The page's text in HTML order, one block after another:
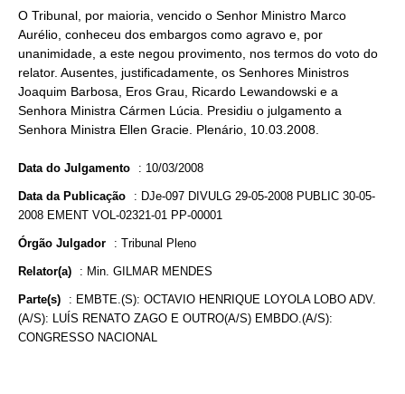
O Tribunal, por maioria, vencido o Senhor Ministro Marco
Aurélio, conheceu dos embargos como agravo e, por
unanimidade, a este negou provimento, nos termos do voto do
relator. Ausentes, justificadamente, os Senhores Ministros
Joaquim Barbosa, Eros Grau, Ricardo Lewandowski e a
Senhora Ministra Cármen Lúcia. Presidiu o julgamento a
Senhora Ministra Ellen Gracie. Plenário, 10.03.2008.
Data do Julgamento : 10/03/2008
Data da Publicação : DJe-097 DIVULG 29-05-2008 PUBLIC 30-05-
2008 EMENT VOL-02321-01 PP-00001
Órgão Julgador : Tribunal Pleno
Relator(a) : Min. GILMAR MENDES
Parte(s) : EMBTE.(S): OCTAVIO HENRIQUE LOYOLA LOBO ADV.
(A/S): LUÍS RENATO ZAGO E OUTRO(A/S) EMBDO.(A/S):
CONGRESSO NACIONAL